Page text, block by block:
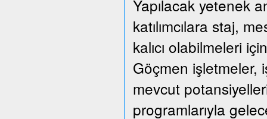
Yapılacak yetenek
katılımcılara staj,
kalıcı olabilmeleri
Göçmen işletmeler,
mevcut
programlarıyla